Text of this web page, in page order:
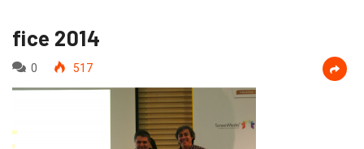
fice 2014
0 517